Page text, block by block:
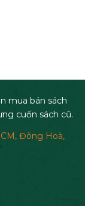
mua bán sách
cuốn sách cũ.
Đông Hoà,